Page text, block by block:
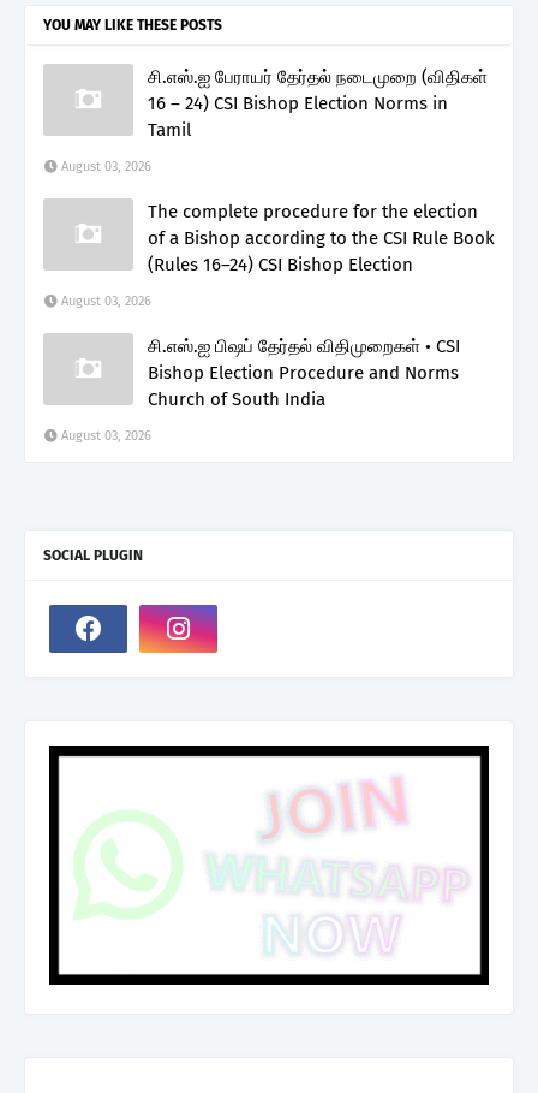
YOU MAY LIKE THESE POSTS
சி.எஸ்.ஐ பேராயர் தேர்தல் நடைமுறை (விதிகள்
16 – 24) CSI Bishop Election Norms in
Tamil
August 03, 2026
The complete procedure for the election
of a Bishop according to the CSI Rule Book
(Rules 16–24) CSI Bishop Election
August 03, 2026
சி.எஸ்.ஐ பிஷப் தேர்தல் விதிமுறைகள் • CSI
Bishop Election Procedure and Norms
Church of South India
August 03, 2026
SOCIAL PLUGIN